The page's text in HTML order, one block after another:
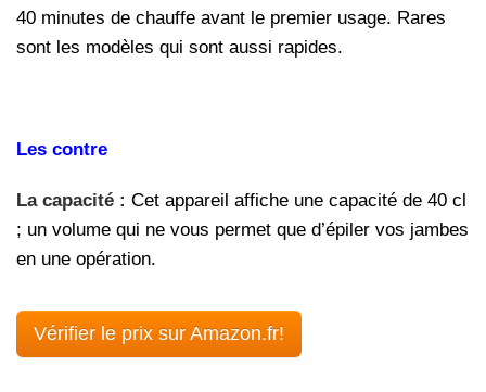
40 minutes de chauffe avant le premier usage. Rares
sont les modèles qui sont aussi rapides.
Les contre
La capacité : Cet appareil affiche une capacité de 40 cl
; un volume qui ne vous permet que d’épiler vos jambes
en une opération.
Vérifier le prix sur Amazon.fr!